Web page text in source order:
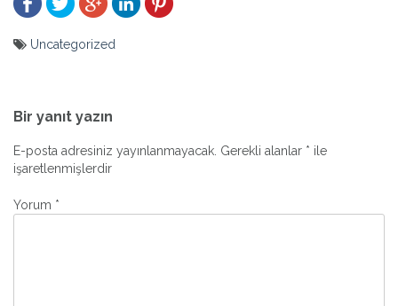
Uncategorized
gezinmesi
Bir yanıt yazın
E-posta adresiniz yayınlanmayacak. Gerekli alanlar * ile
işaretlenmişlerdir
Yorum *